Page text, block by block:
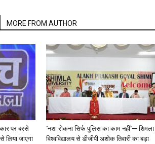
MORE FROM AUTHOR
पर बरसे
लिया जाएगा
‘नशा रोकना सिर्फ पुलिस का काम नहीं’— शिमला
विश्वविद्यालय से डीजीपी अशोक तिवारी का बड़ा